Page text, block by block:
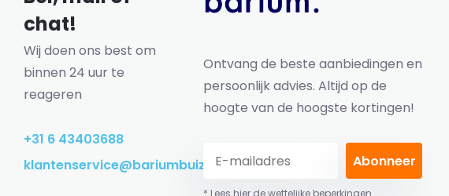
chat!
Wij doen ons best om
binnen 24 uur te
reageren
+31 6 43403688
klantenservice@bariumbuizen.nl
Ontvang de beste aanbiedingen en
persoonlijk advies. Altijd op de
hoogte van de hoogste kortingen!
Abonneer